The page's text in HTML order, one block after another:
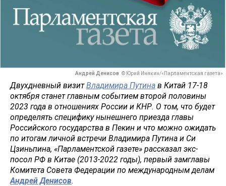
Андрей Денисов © Юрий Инякин/«Парламентская газета»
Двухдневный визитВладимира Путина в Китай 17-18
октября станет главным событием второй половины
2023 года в отношениях России и КНР. О том, что будет
определять специфику нынешнего приезда главы
Российского государства в Пекин и что можно ожидать
по итогам личной встречи Владимира Путина и Си
Цзиньпина, «Парламентской газете» рассказал экс-
посол РФ в Китае (2013-2022 годы), первый замглавы
Комитета Совета Федерации по международным делам
Андрей Денисов.